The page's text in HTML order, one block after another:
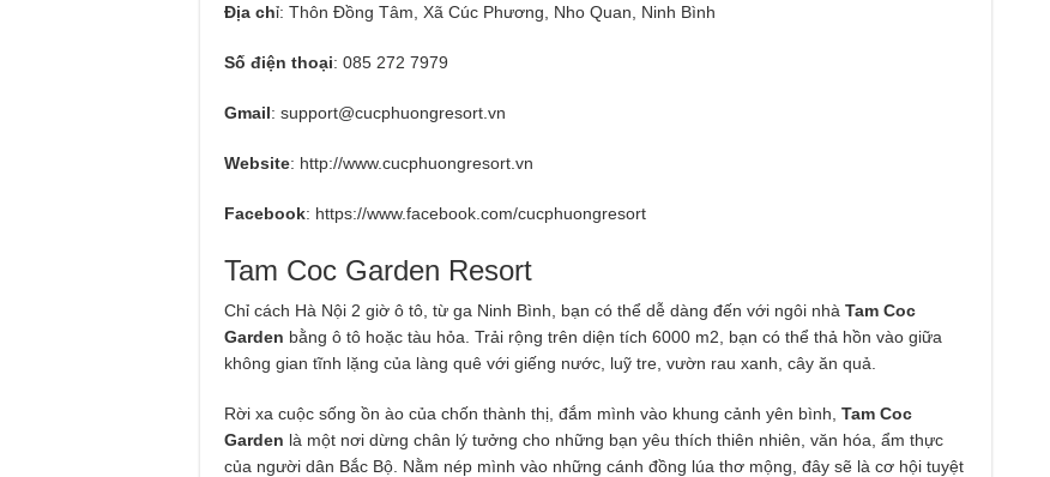
Địa chỉ: Thôn Đồng Tâm, Xã Cúc Phương, Nho Quan, Ninh Bình
Số điện thoại: 085 272 7979
Gmail: support@cucphuongresort.vn
Website: http://www.cucphuongresort.vn
Facebook: https://www.facebook.com/cucphuongresort
Tam Coc Garden Resort
Chỉ cách Hà Nội 2 giờ ô tô, từ ga Ninh Bình, bạn có thể dễ dàng đến với ngôi nhà Tam Coc
Garden bằng ô tô hoặc tàu hỏa. Trải rộng trên diện tích 6000 m2, bạn có thể thả hồn vào giữa
không gian tĩnh lặng của làng quê với giếng nước, luỹ tre, vườn rau xanh, cây ăn quả.
Rời xa cuộc sống ồn ào của chốn thành thị, đắm mình vào khung cảnh yên bình, Tam Coc
Garden là một nơi dừng chân lý tưởng cho những bạn yêu thích thiên nhiên, văn hóa, ẩm thực
của người dân Bắc Bộ. Nằm nép mình vào những cánh đồng lúa thơ mộng, đây sẽ là cơ hội tuyệt